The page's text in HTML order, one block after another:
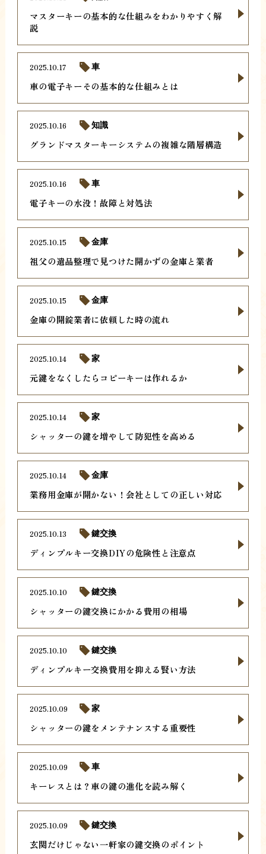
マスターキーの基本的な仕組みをわかりやすく解
説
車の電子キーその基本的な仕組みとは
2025.10.17 車
グランドマスターキーシステムの複雑な階層構造
2025.10.16 知識
電子キーの水没！故障と対処法
2025.10.16 車
祖父の遺品整理で見つけた開かずの金庫と業者
2025.10.15 金庫
金庫の開錠業者に依頼した時の流れ
2025.10.15 金庫
元鍵をなくしたらコピーキーは作れるか
2025.10.14 家
シャッターの鍵を増やして防犯性を高める
2025.10.14 家
業務用金庫が開かない！会社としての正しい対応
2025.10.14 金庫
ディンプルキー交換DIYの危険性と注意点
2025.10.13 鍵交換
シャッターの鍵交換にかかる費用の相場
2025.10.10 鍵交換
ディンプルキー交換費用を抑える賢い方法
2025.10.10 鍵交換
シャッターの鍵をメンテナンスする重要性
2025.10.09 家
キーレスとは？車の鍵の進化を読み解く
2025.10.09 車
玄関だけじゃない一軒家の鍵交換のポイント
2025.10.09 鍵交換